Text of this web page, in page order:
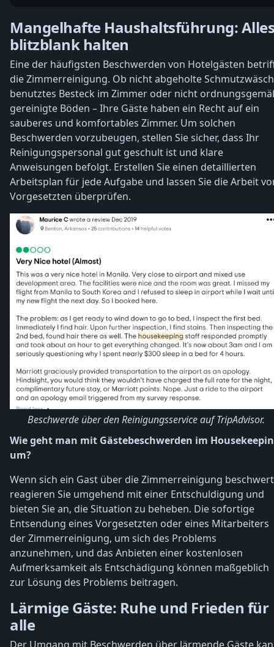
Mangelhafte Haushaltsführung:
blitzblank halten
Eine der häufigsten Beschwerden von Hotelgästen
die Zimmerreinigung. Ob nicht abgeholte
benutztes Besteck im Zimmer oder nicht
gereinigte Böden – Ihre Gäste haben ein Recht auf ein
sauberes und komfortables Zimmer. Um solchen
Beschwerden vorzubeugen, stellen Sie sicher, dass Ihr
Reinigungspersonal gut geschult ist und klare
Anweisungen befolgt. Erstellen Sie einen detaillierten
Arbeitsplan für jede Aufgabe und lassen Sie die Arbeit
Vorgesetzten überprüfen.
Beschwerde über den Reinigungsservice auf TripAdvisor.
Wie geht man mit Gästebeschwerden im
um?
Wenn sich ein Gast über die Zimmerreinigung
reagieren Sie umgehend mit einer Entschuldigung und
bieten Sie an, die Situation zu beheben. Die sofortige
Entsendung eines Vorgesetzten oder eines Mitarbeiters
der Zimmerreinigung, um sich des Problems
anzunehmen, und das Anbieten einer kostenlosen
Aufmerksamkeit als Entschädigung können maßgeblich
zur Lösung des Problems beitragen.
Lärmige Gäste: Ruhe und Frieden für
alle